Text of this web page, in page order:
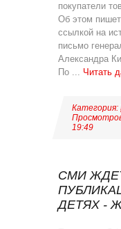
покупатели
Об этом
ссылкой на
письмо
Александра
По ... Читать
Категория:
19:49
СМИ
ДЕТЯХ -